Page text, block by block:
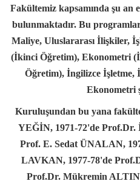
Fakültemiz kapsamında şu an
bulunmaktadır. Bu
Maliye, Uluslararası İlişkiler,
(İkinci Öğretim), Ekonometri
Öğretim), İngilizce İşletme,
Ekonometri
Kuruluşundan bu yana
YEĞİN, 1971-72'de Prof.Dr.
Prof. E. Sedat ÜNALAN,
LAVKAN, 1977-78'de
Prof.Dr. Mükremin